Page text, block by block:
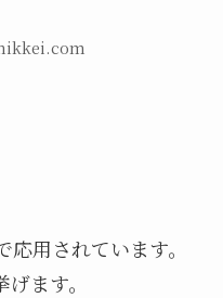
用されています。
ます。